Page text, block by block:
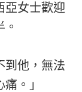
亞女士歡迎
到他，無法
。」